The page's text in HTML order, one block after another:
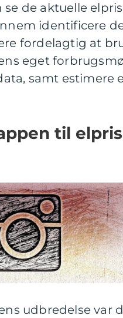
de aktuelle
identificere
fordelagtig at
eget
samt estimere
til
udbredelse var